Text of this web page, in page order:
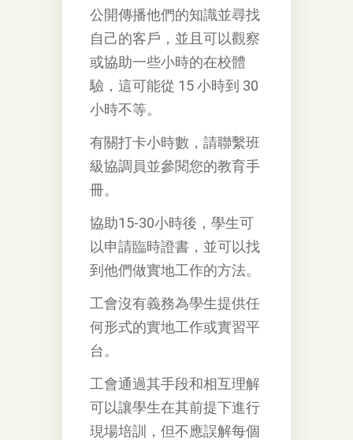
公開傳播他們的知識並尋找
自己的客戶，並且可以觀察
或協助一些小時的在校體
驗，這可能從 15 小時到 30
小時不等。
有關打卡小時數，請聯繫班
級協調員並參閱您的教育手
冊。
協助15-30小時後，學生可
以申請臨時證書，並可以找
到他們做實地工作的方法。
工會沒有義務為學生提供任
何形式的實地工作或實習平
台。
工會通過其手段和相互理解
可以讓學生在其前提下進行
現場培訓，但不應誤解每個